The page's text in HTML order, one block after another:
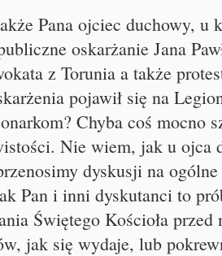
Pana ojciec duchowy, u
oskarżanie Jana
z Torunia a także
pojawił się na
Chyba coś mocno
Nie wiem, jak u ojca
dyskusji na
Pan i inni dyskutanci to
Świętego Kościoła
jak się wydaje, lub